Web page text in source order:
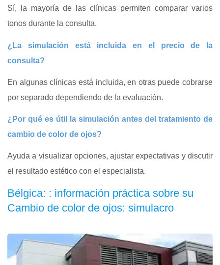
Sí, la mayoría de las clínicas permiten comparar varios
tonos durante la consulta.
¿La simulación está incluida en el precio de la
consulta?
En algunas clínicas está incluida, en otras puede cobrarse
por separado dependiendo de la evaluación.
¿Por qué es útil la simulación antes del tratamiento de
cambio de color de ojos?
Ayuda a visualizar opciones, ajustar expectativas y discutir
el resultado estético con el especialista.
Bélgica: : información práctica sobre su
Cambio de color de ojos: simulacro